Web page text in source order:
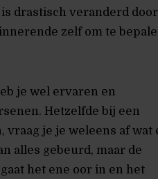
drastisch veranderd door
zelf om te
je wel ervaren en
Hetzelfde bij een
vraag je je weleens af wat
alles gebeurd, maar de
het ene oor in en het